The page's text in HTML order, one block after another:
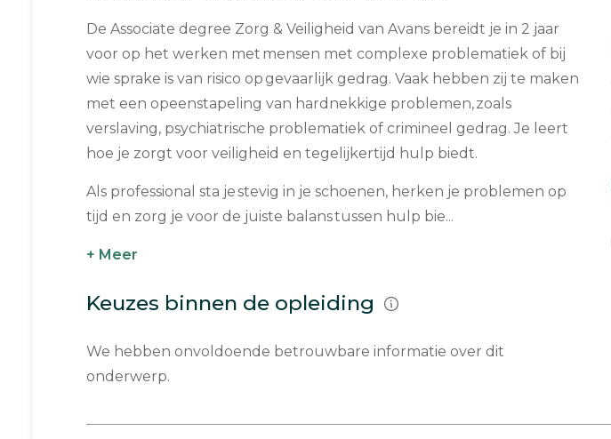
De Associate degree Zorg & Veiligheid van Avans bereidt je in 2 jaar
voor op het werken met mensen met complexe problematiek of bij
wie sprake is van risico op gevaarlijk gedrag. Vaak hebben zij te maken
met een opeenstapeling van hardnekkige problemen, zoals
verslaving, psychiatrische problematiek of crimineel gedrag. Je leert
hoe je zorgt voor veiligheid en tegelijkertijd hulp biedt.
Als professional sta je stevig in je schoenen, herken je problemen op
tijd en zorg je voor de juiste balans tussen hulp bie...
+ Meer
Keuzes binnen de opleiding
We hebben onvoldoende betrouwbare informatie over dit
onderwerp.